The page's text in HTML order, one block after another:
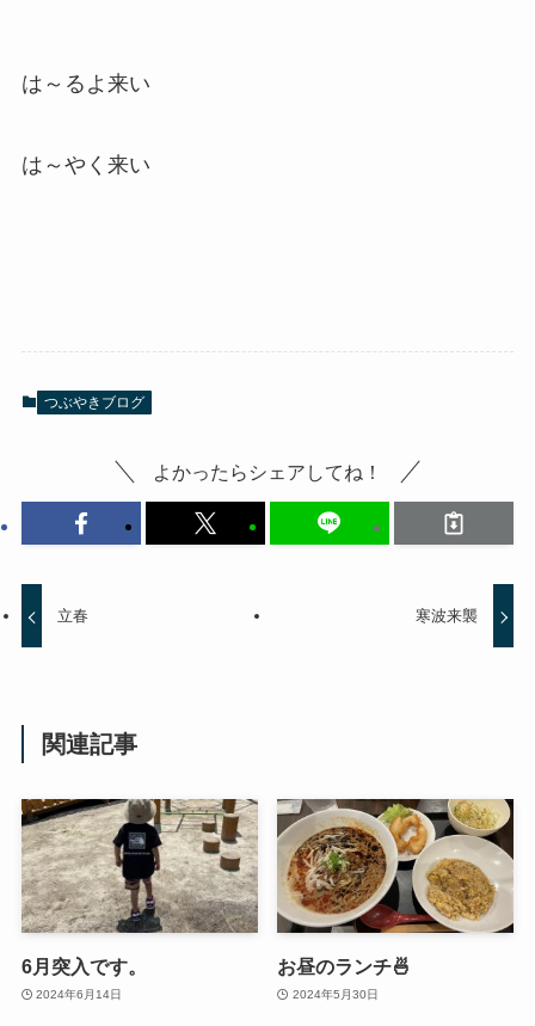
は～るよ来い
は～やく来い
つぶやきブログ
よかったらシェアしてね！
立春 寒波来襲
関連記事
6月突入です。
2024年6月14日
お昼のランチ🍜
2024年5月30日